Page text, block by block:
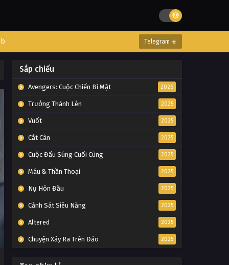
Telegram ☣
Sắp chiếu
Avengers: Cuộc Chiến Bí Mật 2026
Trưởng Thành Lên 2025
Vuốt 2025
Cắt Cân 2025
Cuộc Đấu Súng Cuối Cùng 2025
Máu & Thần Thoại 2025
Nụ Hôn Đầu 2025
Cảnh Sát Siêu Năng 2025
Altered 2025
Chuyện Xảy Ra Trên Đảo 2025